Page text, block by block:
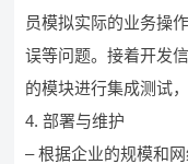
员模拟实际的业务操
误等问题。接着开发
的模块进行集成测试
4. 部署与维护
– 根据企业的规模和